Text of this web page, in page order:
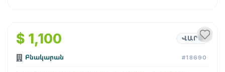
$ 1,100 ՎԱՐՁ
Բնակարան #18690